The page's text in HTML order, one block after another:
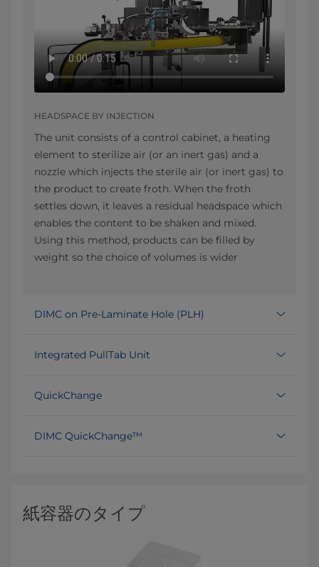
HEADSPACE BY INJECTION
The unit consists of a control cabinet, a heating
element to sterilize air (or an inert gas) and a
nozzle which injects the sterile air (or inert gas) to
the product to create froth. When the froth
settles down, it leaves a residual headspace which
enables the content to be shaken and mixed.
Using this method, products can be filled by
weight so the choice of volumes is wider
DIMC on Pre-Laminate Hole (PLH)
Integrated PullTab Unit
QuickChange
DIMC QuickChange™
紙容器のタイプ